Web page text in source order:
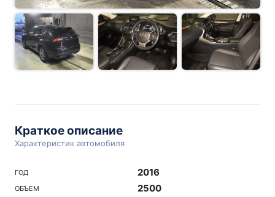
Краткое описание
Характеристик автомобиля
ГОД 2016
ОБЪЕМ 2500